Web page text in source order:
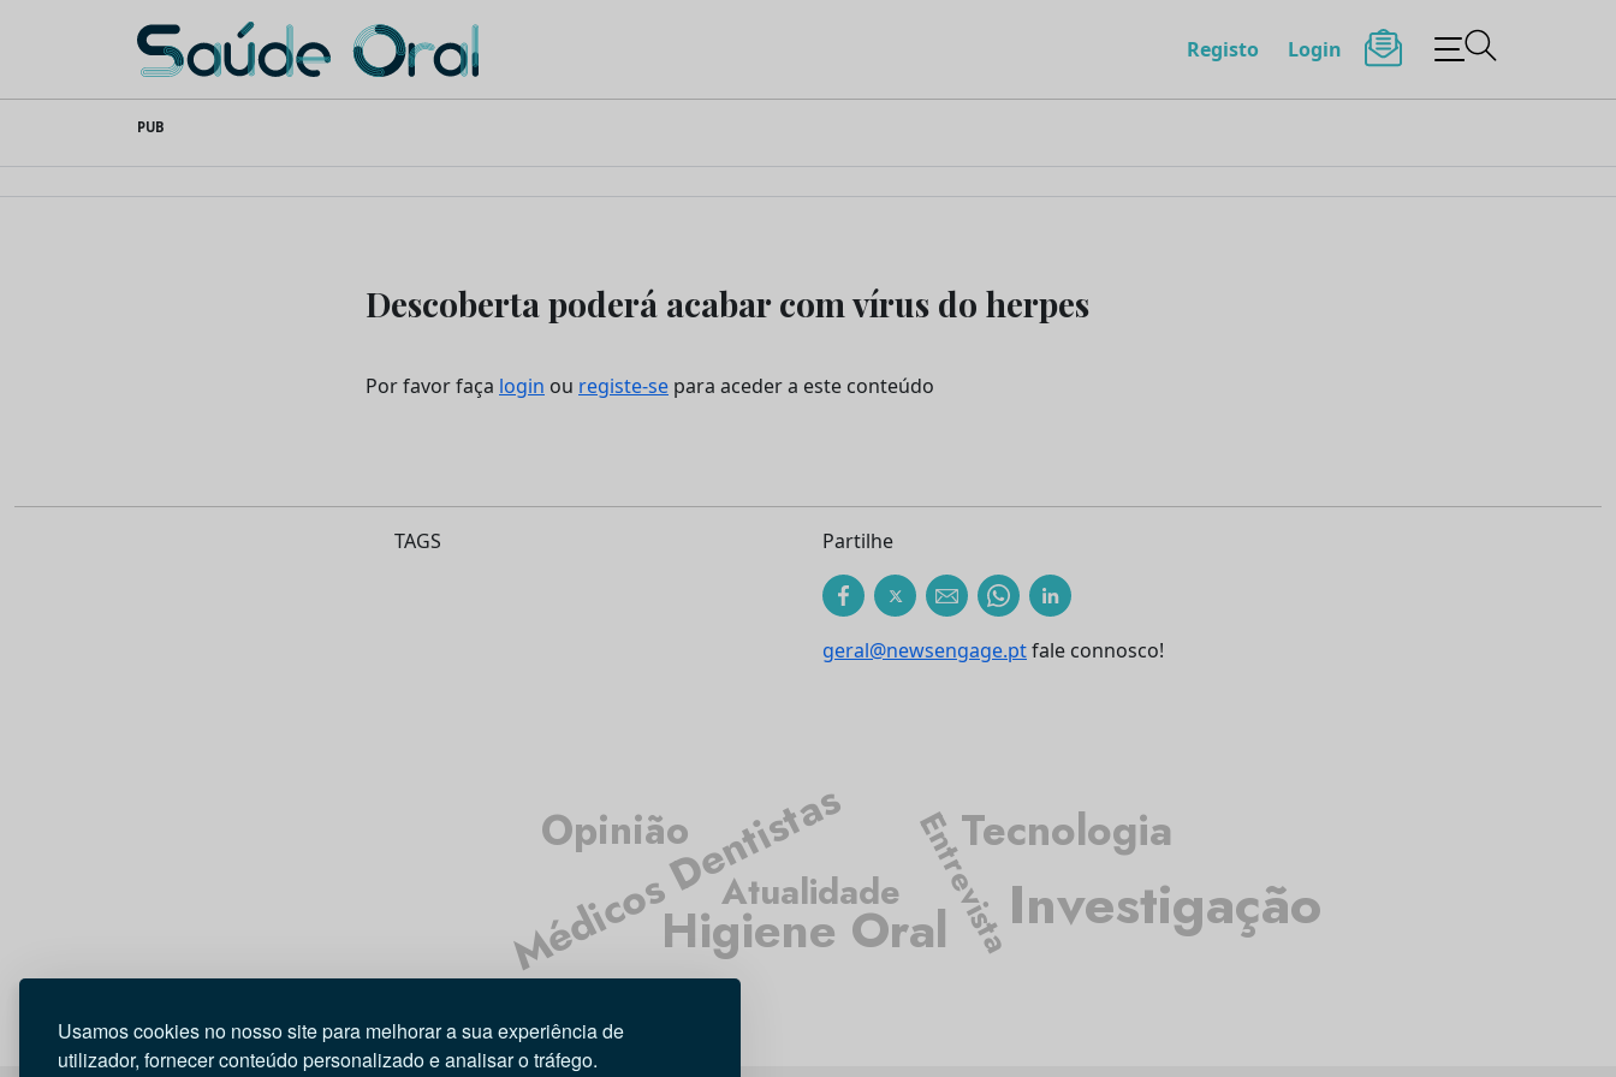
Usamos cookies no nosso site para melhorar a sua experiência de
utilizador, fornecer conteúdo personalizado e analisar o tráfego.
content
Saúde Oral Registo Login
PUB
Descoberta poderá acabar com vírus do herpes
Por favor faça login ou registe-se para aceder a este conteúdo
TAGS Partilhe
geral@newsengage.ptfale connosco!
Atualidade
Médicos Dentistas
Higiene OralEntrevista
Opinião Tecnologia
Investigação